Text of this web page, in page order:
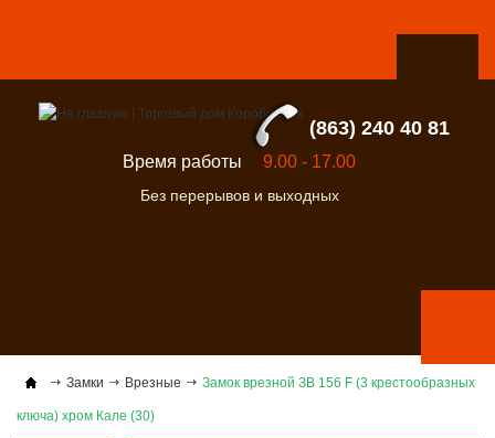
(863) 240 40 81
Время работы 9.00 - 17.00
Без перерывов и выходных
Замки Врезные Замок врезной ЗВ 156 F (3 крестообразных
ключа) хром Кале (30)